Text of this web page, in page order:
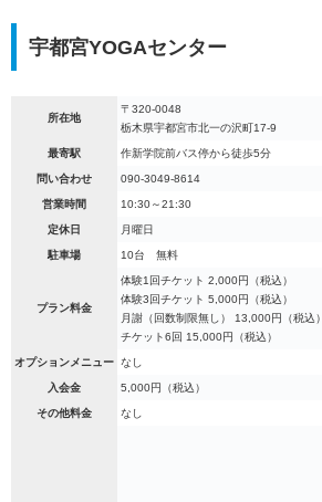
宇都宮YOGAセンター
所在地
〒320-0048
栃木県宇都宮市北一の沢町17-9
最寄駅 作新学院前バス停から徒歩5分
問い合わせ 090-3049-8614
営業時間 10:30～21:30
定休日 月曜日
駐車場 10台 無料
プラン料金
体験1回チケット 2,000円（税込）
体験3回チケット 5,000円（税込）
月謝（回数制限無し） 13,000円（税込）
チケット6回 15,000円（税込）
オプションメニュー なし
入会金 5,000円（税込）
その他料金 なし